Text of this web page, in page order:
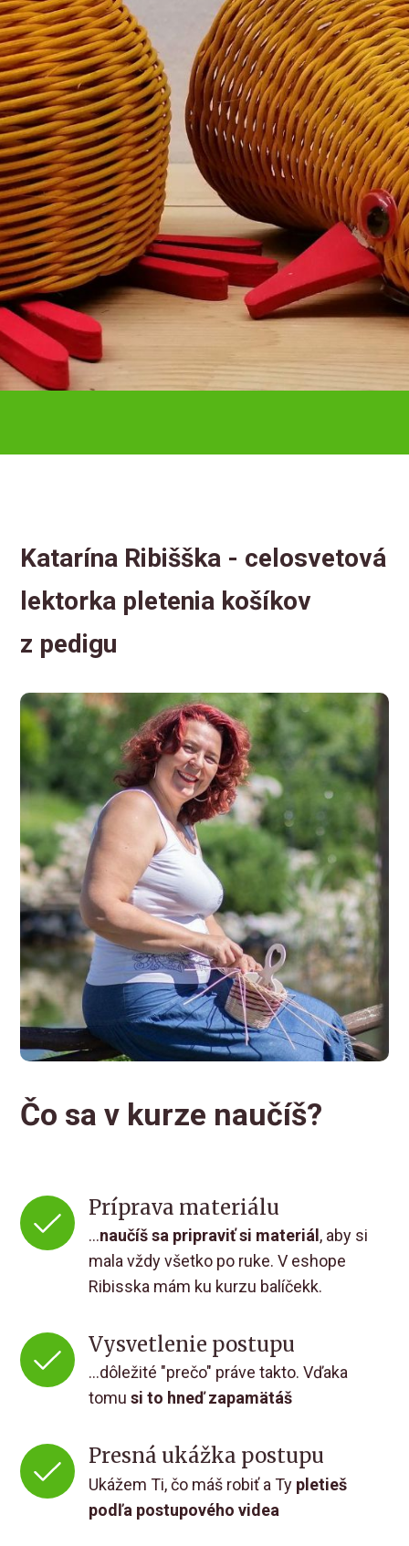
Katarína Ribišška - celosvetová
lektorka pletenia košíkov
z pedigu
Čo sa v kurze naučíš?
Príprava materiálu
...naučíš sa pripraviť si materiál , aby si
mala vždy všetko po ruke. V eshope
Ribisska mám ku kurzu balíčekk.
Vysvetlenie postupu
...dôležité "prečo" práve takto. Vďaka
tomu si to hneď zapamätáš
Presná ukážka postupu
Ukážem Ti, čo máš robiť a Ty pletieš
podľa postupového videa